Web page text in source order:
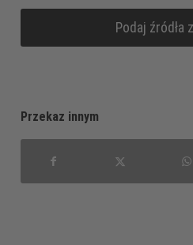
Podaj źródła
Przekaz innym